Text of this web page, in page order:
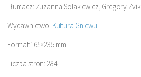
Tłumacz: Zuzanna Solakiewicz, Gregory
Wydawnictwo: Kultura Gniewu
Format:165×235 mm
Liczba stron: 284